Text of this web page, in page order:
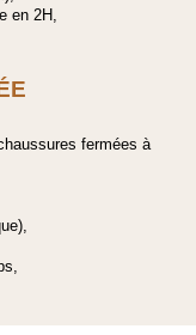
en 2H,
fermées à